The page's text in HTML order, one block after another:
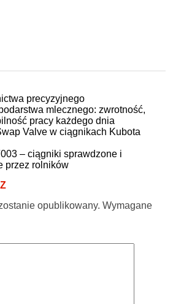
precyzyjnego
mlecznego: zwrotność,
pracy każdego dnia
Valve w ciągnikach Kubota
– ciągniki sprawdzone i
przez rolników
opublikowany. Wymagane